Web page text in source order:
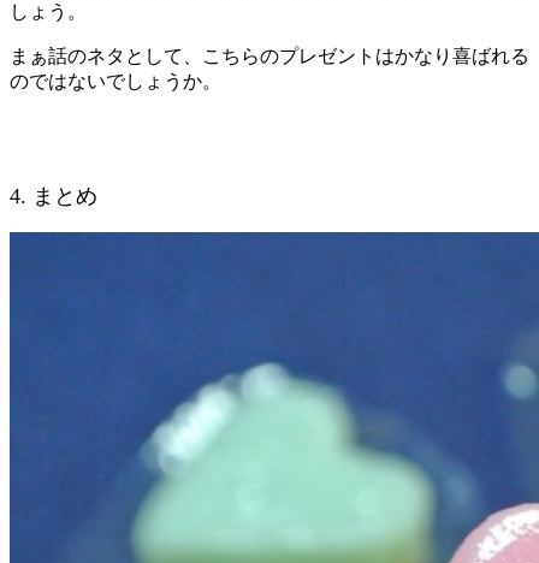
しょう。
まぁ話のネタとして、こちらのプレゼントはかなり喜ばれる
のではないでしょうか。
4. まとめ